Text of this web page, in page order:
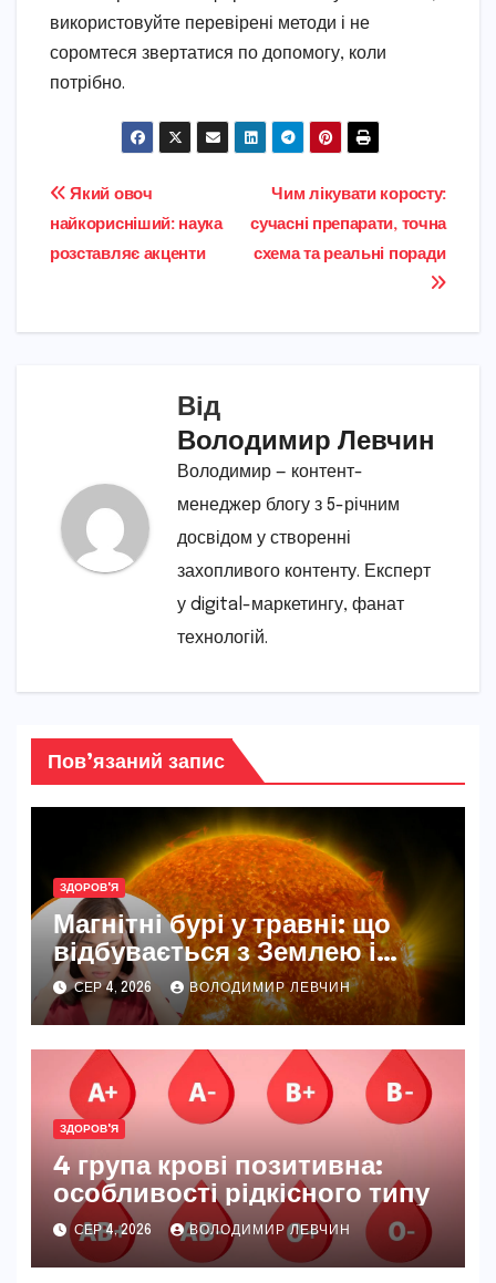
використовуйте перевірені методи і не
соромтеся звертатися по допомогу, коли
потрібно.
Навігація
записів
Чим лікувати коросту:
сучасні препарати, точна
схема та реальні поради
Який овоч
найкорисніший: наука
розставляє акценти
Від
Володимир Левчин
Володимир — контент-
менеджер блогу з 5-річним
досвідом у створенні
захопливого контенту. Експерт
у digital-маркетингу, фанат
технологій.
Пов’язаний запис
ЗДОРОВ'Я
Магнітні бурі у травні: що
відбувається з Землею і
нашим самопочуттям
СЕР 4, 2026 ВОЛОДИМИР ЛЕВЧИН
ЗДОРОВ'Я
4 група крові позитивна:
особливості рідкісного типу
СЕР 4, 2026 ВОЛОДИМИР ЛЕВЧИН